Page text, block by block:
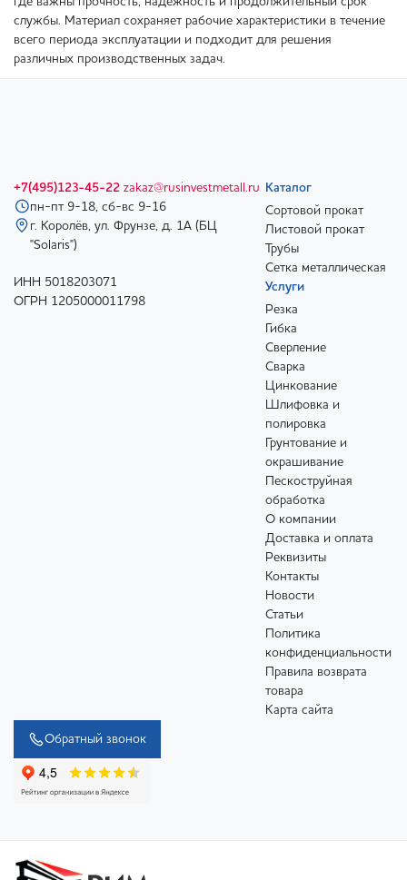
службы. Материал сохраняет рабочие характеристики в течение
всего периода эксплуатации и подходит для решения
различных производственных задач.
+7(495)123-45-22 zakaz@rusinvestmetall.ru
пн-пт 9-18, сб-вс 9-16
г. Королёв, ул. Фрунзе, д. 1А (БЦ
"Solaris")
ИНН 5018203071
ОГРН 1205000011798
Каталог
Сортовой прокат
Листовой прокат
Трубы
Сетка металлическая
Услуги
Резка
Гибка
Сверление
Сварка
Цинкование
Шлифовка и
полировка
Грунтование и
окрашивание
Пескоструйная
обработка
О компании
Доставка и оплата
Реквизиты
Контакты
Новости
Статьи
Политика
конфиденциальности
Правила возврата
товара
Карта сайта
Обратный звонок